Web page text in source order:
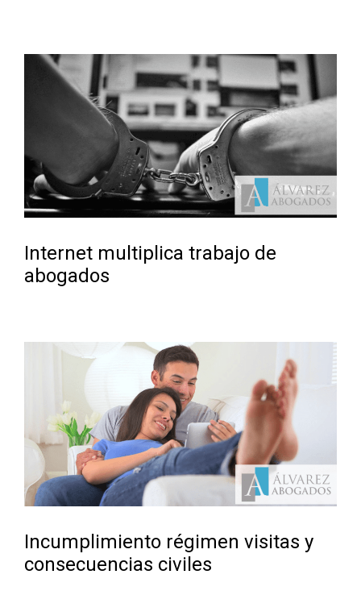
Internet multiplica trabajo de
abogados
Incumplimiento régimen visitas y
consecuencias civiles